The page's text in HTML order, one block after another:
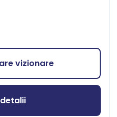
vizionare